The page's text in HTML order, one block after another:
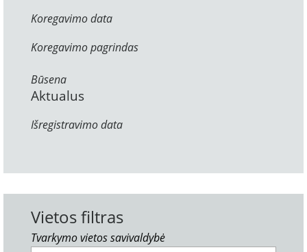
Koregavimo data
Koregavimo pagrindas
Būsena
Aktualus
Išregistravimo data
Vietos filtras
Tvarkymo vietos savivaldybė